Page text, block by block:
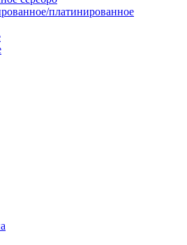
платинированное